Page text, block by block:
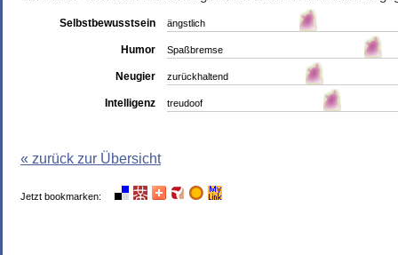
Selbstbewusstsein ängstlich
Humor Spaßbremse
Neugier zurückhaltend
Intelligenz treudoof
« zurück zur Übersicht
Jetzt bookmarken: